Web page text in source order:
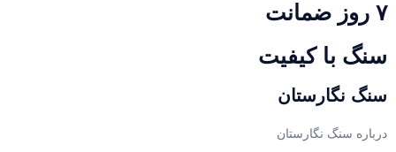
۷ روز ضمانت
سنگ با کیفیت
سنگ نگارستان
درباره سنگ نگارستان